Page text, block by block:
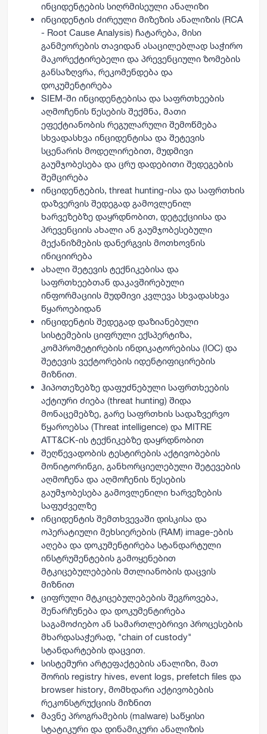
ინციდენტების სიღრმისეული ანალიზი
ინციდენტის ძირეული მიზეზის ანალიზის (RCA
- Root Cause Analysis) ჩატარება, მისი
განმეორების თავიდან ასაცილებლად საჭირო
მაკორექტირებელი და პრევენციული ზომების
განსაზღვრა, რეკომენდება და
დოკუმენტირება
SIEM-ში ინციდენტებისა და საფრთხეების
აღმოჩენის წესების შექმნა, მათი
ეფექტიანობის რეგულარული შემოწმება
სხვადასხვა ინციდენტისა და შეტევის
სცენარის მოდელირებით, მუდმივი
გაუმჯობესება და ცრუ დადებითი შედეგების
შემცირება
ინციდენტების, threat hunting-ისა და საფრთხის
დაზვერვის შედეგად გამოვლენილ
ხარვეზებზე დაყრდნობით, დეტექციისა და
პრევენციის ახალი ან გაუმჯობესებული
მექანიზმების დანერგვის მოთხოვნის
ინიციირება
ახალი შეტევის ტექნიკებისა და
საფრთხეებთან დაკავშირებული
ინფორმაციის მუდმივი კვლევა სხვადასხვა
წყაროებიდან
ინციდენტის შედეგად დაზიანებული
სისტემების ციფრული ექსპერტიზა,
კომპრომეტირების ინდიკატორებისა (IOC) და
შეტევის ვექტორების იდენტიფიცირების
მიზნით.
ჰიპოთეზებზე დაფუძნებული საფრთხეების
აქტიური ძიება (threat hunting) შიდა
მონაცემებზე, გარე საფრთხის სადაზვერვო
წყაროებსა (Threat intelligence) და MITRE
ATT&CK-ის ტექნიკებზე დაყრდნობით
შეღწევადობის ტესტირების აქტივობების
მონიტორინგი, განხორციელებული შეტევების
აღმოჩენა და აღმოჩენის წესების
გაუმჯობესება გამოვლენილი ხარვეზების
საფუძველზე
ინციდენტის შემთხვევაში დისკისა და
ოპერატიული მეხსიერების (RAM) image-ების
აღება და დოკუმენტირება სტანდარტული
ინსტრუმენტების გამოყენებით
მტკიცებულებების მთლიანობის დაცვის
მიზნით
ციფრული მტკიცებულებების შეგროვება,
შენარჩუნება და დოკუმენტირება
საგამოძიებო ან სამართლებრივი პროცესების
მხარდასაჭერად, "chain of custody"
სტანდარტების დაცვით.
სისტემური არტეფაქტების ანალიზი, მათ
შორის registry hives, event logs, prefetch files და
browser history, მომხდარი აქტივობების
რეკონსტრუქციის მიზნით
მავნე პროგრამების (malware) საწყისი
სტატიკური და დინამიკური ანალიზის